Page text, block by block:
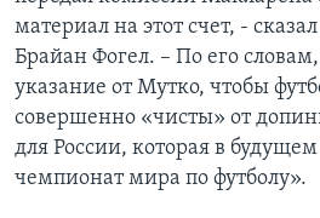
материал на этот счет, -
Брайан Фогел. – По его
указание от Мутко, чтобы
совершенно «чисты» от
для России, которая в
чемпионат мира по футболу».